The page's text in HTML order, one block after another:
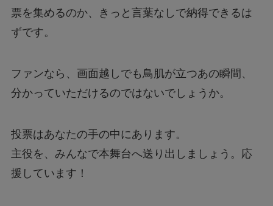
票を集めるのか、きっと言葉なしで納得できるは
ずです。
ファンなら、画面越しでも鳥肌が立つあの瞬間、
分かっていただけるのではないでしょうか。
投票はあなたの手の中にあります。
主役を、みんなで本舞台へ送り出しましょう。応
援しています！